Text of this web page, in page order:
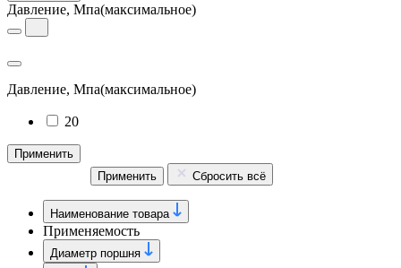
Давление, Мпа(максимальное)
Давление, Мпа(максимальное)
20
Применить
Применить
Сбросить всё
Наименование товара
Применяемость
Диаметр поршня